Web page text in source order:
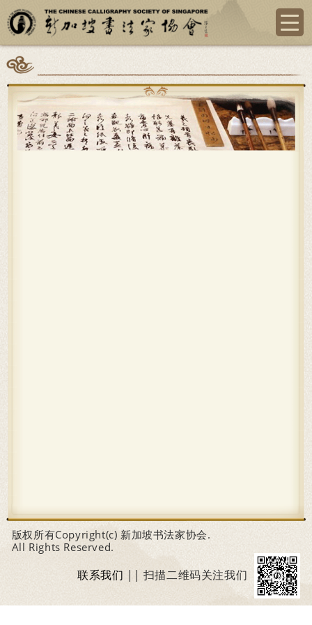
版权所有Copyright(c) 新加坡书法家协会.
All Rights Reserved.
联系我们 || 扫描二维码关注我们